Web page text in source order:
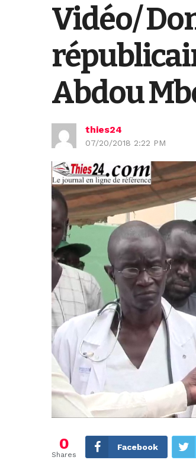
Vidéo/
Abdou
thies24
07/20/2018 2:22 PM
0
Shares
Facebook